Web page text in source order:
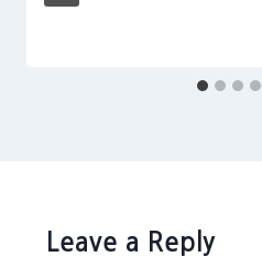
Leave a Reply